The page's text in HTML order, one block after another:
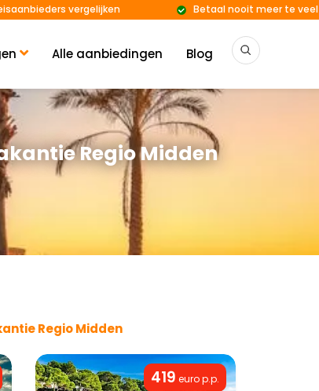
Alle aanbiedingen Blog
vergelijken Betaal nooit meer te veel
Regio Midden
Regio Midden
419 euro p.p.